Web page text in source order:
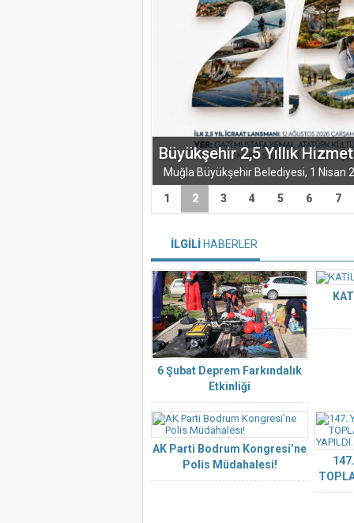
Büyükşehir 2,5 Yıllık
1 2 3 4 5 6 7
İLGİLİ HABERLER
6 Şubat Deprem Farkındalık
Etkinliği
AK Parti Bodrum Kongresi’ne
Polis Müdahalesi!